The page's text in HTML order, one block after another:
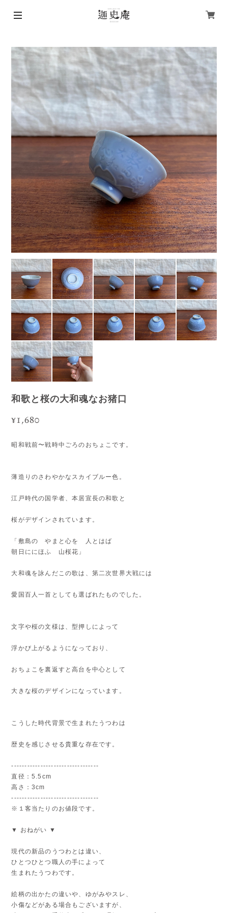
和歌と桜の大和魂なお猪口
¥1,680
昭和戦前〜戦時中ごろのおちょこです。
薄造りのさわやかなスカイブルー色。
江戸時代の国学者、本居宣長の和歌と
桜がデザインされています。
「敷島の やまと心を 人とはば
朝日ににほふ 山桜花」
大和魂を詠んだこの歌は、第二次世界大戦には
愛国百人一首としても選ばれたものでした。
文字や桜の文様は、型押しによって
浮かび上がるようになっており、
おちょこを裏返すと高台を中心として
大きな桜のデザインになっています。
こうした時代背景で生まれたうつわは
歴史を感じさせる貴重な存在です。
---------------------------------
直径：5.5cm
高さ：3cm
---------------------------------
※１客当たりのお値段です。
▼ おねがい ▼
現代の新品のうつわとは違い、
ひとつひとつ職人の手によって
生まれたうつわです。
絵柄の出かたの違いや、ゆがみやスレ、
小傷などがある場合もございますが、